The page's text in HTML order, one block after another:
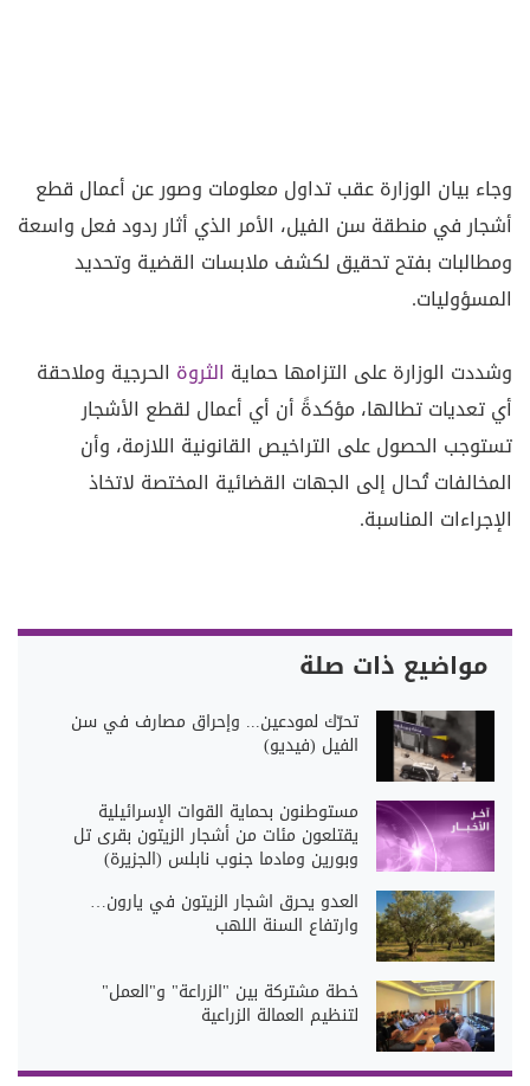
وجاء بيان الوزارة عقب تداول معلومات وصور عن أعمال قطع
أشجار في منطقة سن الفيل، الأمر الذي أثار ردود فعل واسعة
ومطالبات بفتح تحقيق لكشف ملابسات القضية وتحديد
المسؤوليات.
وشددت الوزارة على التزامها حماية الثروة الحرجية وملاحقة
أي تعديات تطالها، مؤكدةً أن أي أعمال لقطع الأشجار
تستوجب الحصول على التراخيص القانونية اللازمة، وأن
المخالفات تُحال إلى الجهات القضائية المختصة لاتخاذ
الإجراءات المناسبة.
مواضيع ذات صلة
تحرّك لمودعين... وإحراق مصارف في سن
الفيل (فيديو)
مستوطنون بحماية القوات الإسرائيلية
يقتلعون مئات من أشجار الزيتون بقرى تل
وبورين ومادما جنوب نابلس (الجزيرة)
العدو يحرق اشجار الزيتون في يارون…
وارتفاع السنة اللهب
خطة مشتركة بين "الزراعة" و"العمل"
لتنظيم العمالة الزراعية